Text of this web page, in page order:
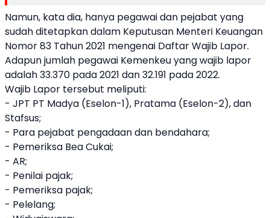
Namun, kata dia, hanya pegawai dan pejabat yang
sudah ditetapkan dalam Keputusan Menteri Keuangan
Nomor 83 Tahun 2021 mengenai Daftar Wajib Lapor.
Adapun jumlah pegawai Kemenkeu yang wajib lapor
adalah 33.370 pada 2021 dan 32.191 pada 2022.
Wajib Lapor tersebut meliputi:
- JPT PT Madya (Eselon-1), Pratama (Eselon-2), dan
Stafsus;
- Para pejabat pengadaan dan bendahara;
- Pemeriksa Bea Cukai;
- AR;
- Penilai pajak;
- Pemeriksa pajak;
- Pelelang;